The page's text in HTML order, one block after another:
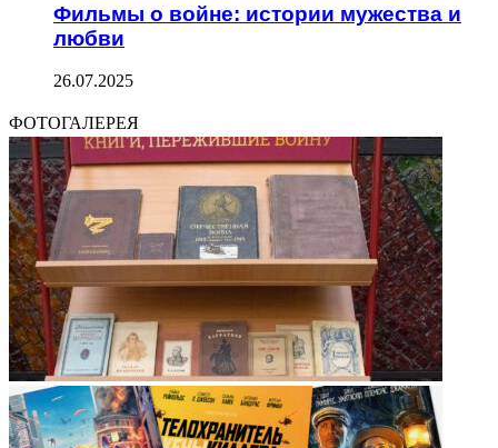
Фильмы о войне: истории мужества и
любви
26.07.2025
ФОТОГАЛЕРЕЯ